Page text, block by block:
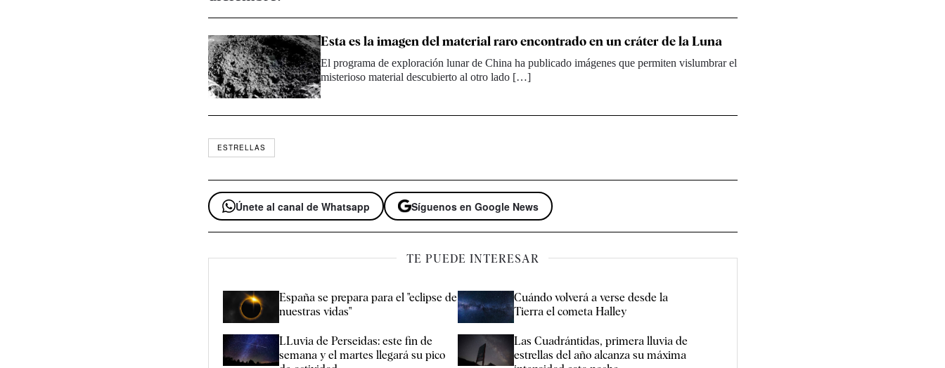
Esta es la imagen del material raro encontrado en un cráter de la Luna
El programa de exploración lunar de China ha publicado imágenes que permiten vislumbrar el
misterioso material descubierto al otro lado […]
ESTRELLAS
Únete al canal de Whatsapp Síguenos en Google News
TE PUEDE INTERESAR
España se prepara para el "eclipse de
nuestras vidas"
Cuándo volverá a verse desde la
Tierra el cometa Halley
LLuvia de Perseidas: este fin de
semana y el martes llegará su pico
Las Cuadrántidas, primera lluvia de
estrellas del año alcanza su máxima